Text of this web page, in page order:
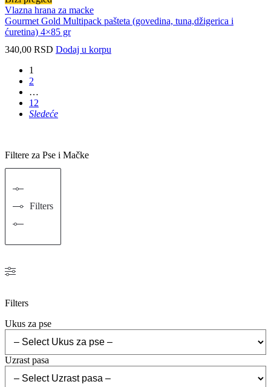
Vlazna hrana za macke
Gourmet Gold Multipack pašteta (govedina, tuna,džigerica i
ćuretina) 4×85 gr
340,00 RSD Dodaj u korpu
1
2
…
12
Sledeće
Filtere za Pse i Mačke
Filters
Filters
Ukus za pse
Uzrast pasa